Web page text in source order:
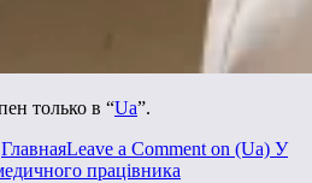
только в “Ua”.
ГлавнаяLeave a Comment on (Ua) У
працівника